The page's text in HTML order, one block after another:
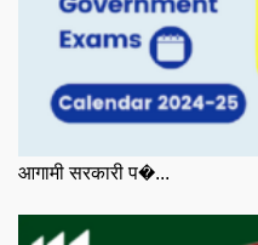
आगामी सरकारी प�...